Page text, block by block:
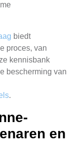
biedt
proces, van
kennisbank
bescherming van
.
en